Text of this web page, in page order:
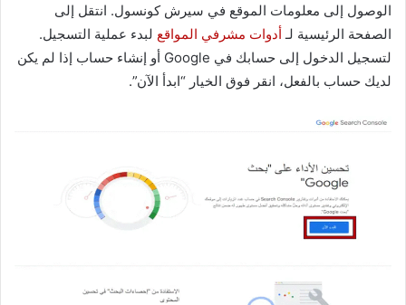
الوصول إلى معلومات الموقع في سيرش كونسول. انتقل إلى
الصفحة الرئيسية لـ أدوات مشرفي المواقع لبدء عملية التسجيل.
لتسجيل الدخول إلى حسابك في Google أو إنشاء حساب إذا لم يكن
لديك حساب بالفعل، انقر فوق الخيار “ابدأ الآن”.